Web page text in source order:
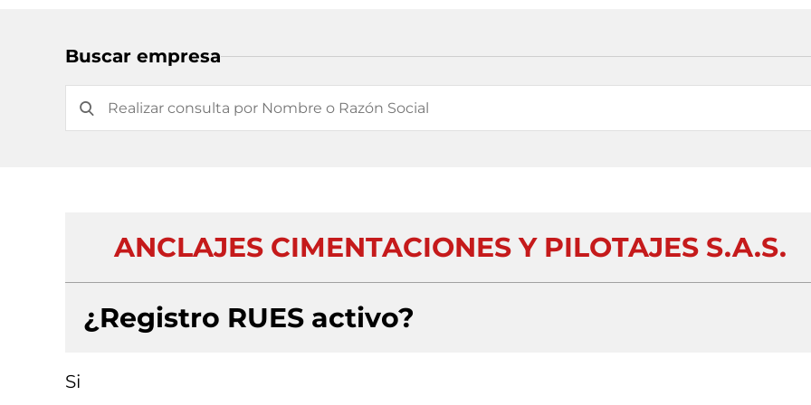
Buscar empresa
ANCLAJES CIMENTACIONES Y PILOTAJES S.A.S.
¿Registro RUES activo?
Si